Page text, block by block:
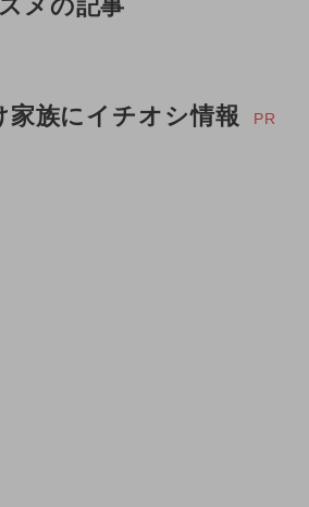
メの記事
家族にイチオシ情報 PR